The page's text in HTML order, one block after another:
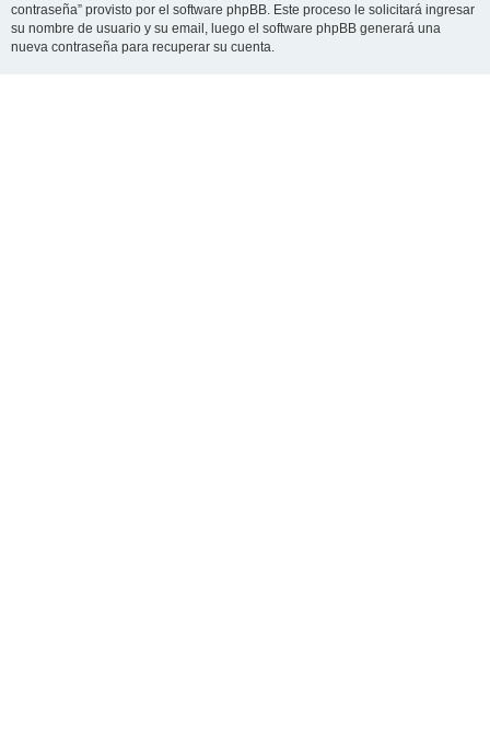
contraseña” provisto por el software phpBB. Este proceso le solicitará ingresar
su nombre de usuario y su email, luego el software phpBB generará una
nueva contraseña para recuperar su cuenta.